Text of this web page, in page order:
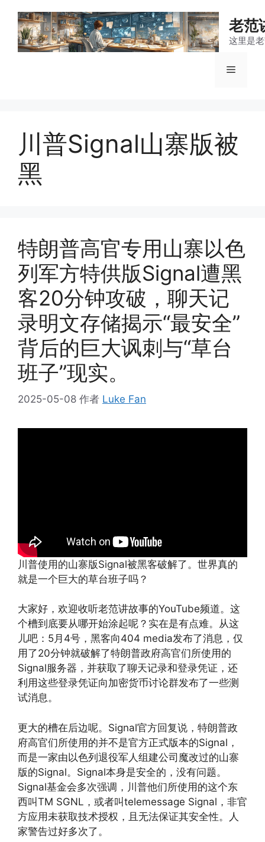
老范
这里是
菜
川普Signal山寨版被
黑
特朗普高官专用山寨以色
列军方特供版Signal遭黑
客20分钟攻破，聊天记
录明文存储揭示“最安全”
背后的巨大讽刺与“草台
班子”现实。
2025-05-08 作者 Luke Fan
川普使用的山寨版Signal被黑客破解了。世界真的
就是一个巨大的草台班子吗？
大家好，欢迎收听老范讲故事的YouTube频道。这
个槽到底要从哪开始涂起呢？实在是有点难。从这
儿吧：5月4号，黑客向404 media发布了消息，仅
用了20分钟就破解了特朗普政府高官们所使用的
Signal服务器，并获取了聊天记录和登录凭证，还
利用这些登录凭证向加密货币讨论群发布了一些测
试消息。
更大的槽在后边呢。Signal官方回复说，特朗普政
府高官们所使用的并不是官方正式版本的Signal，
而是一家由以色列退役军人组建公司魔改过的山寨
版的Signal。Signal本身是安全的，没有问题。
Signal基金会多次强调，川普他们所使用的这个东
西叫TM SGNL，或者叫telemessage Signal，非官
方应用未获取技术授权，且无法保证其安全性。人
家警告过好多次了。